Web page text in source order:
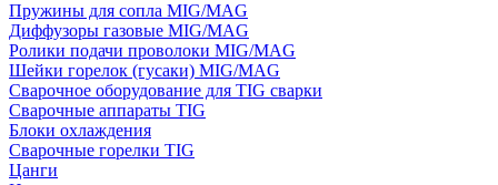
Пружины для сопла MIG/MAG
Диффузоры газовые MIG/MAG
Ролики подачи проволоки MIG/MAG
Шейки горелок (гусаки) MIG/MAG
Сварочное оборудование для TIG сварки
Сварочные аппараты TIG
Блоки охлаждения
Сварочные горелки TIG
Цанги